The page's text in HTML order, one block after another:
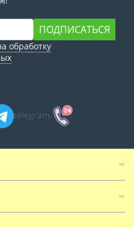
ПОДПИСАТЬСЯ
обработку
telegram